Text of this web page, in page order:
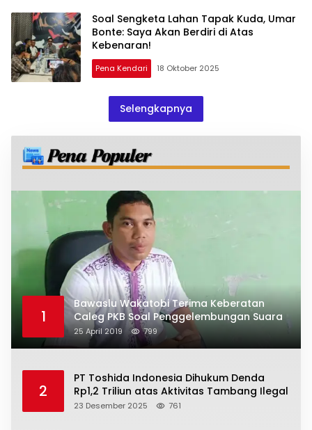
Soal Sengketa Lahan Tapak Kuda, Umar
Bonte: Saya Akan Berdiri di Atas
Kebenaran!
Pena Kendari 18 Oktober 2025
Selengkapnya
1
Bawaslu Wakatobi Terima Keberatan
Caleg PKB Soal Penggelembungan Suara
25 April 2019 799
2
PT Toshida Indonesia Dihukum Denda
Rp1,2 Triliun atas Aktivitas Tambang Ilegal
23 Desember 2025 761